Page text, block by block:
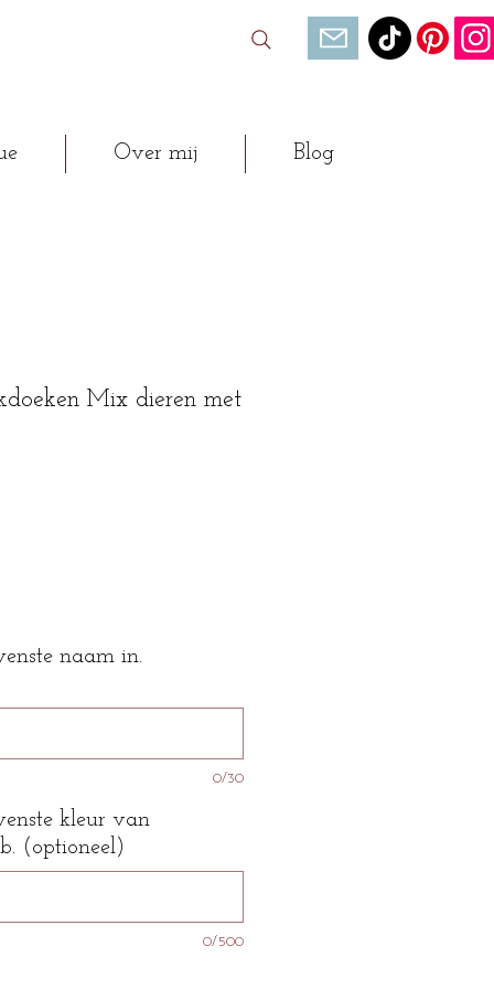
Over mij Blog
Mix dieren met
naam in.
0/30
kleur van
(optioneel)
0/500